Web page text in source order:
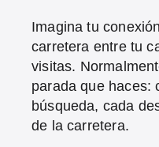
Imagina tu
carretera entre tu
visitas.
parada que haces:
búsqueda, cada
de la carretera.